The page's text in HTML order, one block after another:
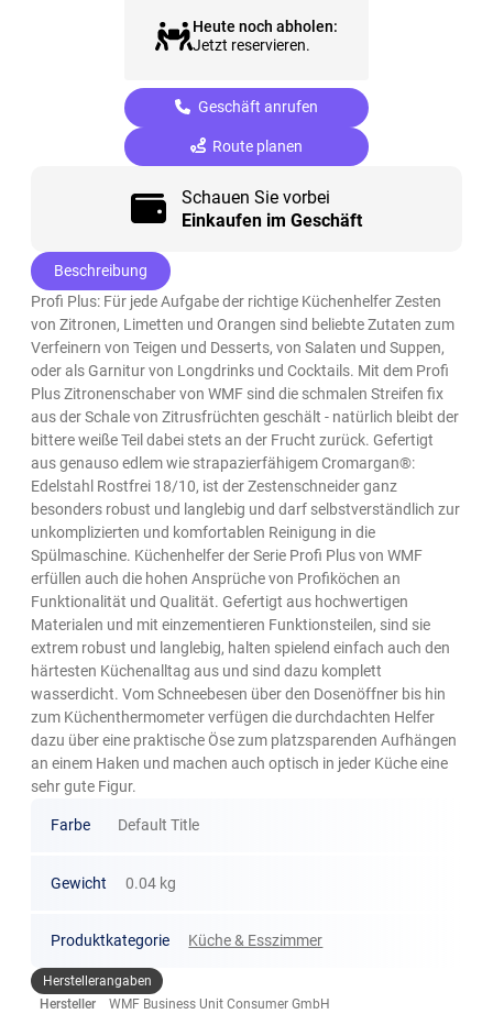
Heute noch abholen:
Jetzt reservieren.
Geschäft anrufen
Route planen
Schauen Sie vorbei
Einkaufen im Geschäft
Beschreibung
Profi Plus: Für jede Aufgabe der richtige Küchenhelfer Zesten
von Zitronen, Limetten und Orangen sind beliebte Zutaten zum
Verfeinern von Teigen und Desserts, von Salaten und Suppen,
oder als Garnitur von Longdrinks und Cocktails. Mit dem Profi
Plus Zitronenschaber von WMF sind die schmalen Streifen fix
aus der Schale von Zitrusfrüchten geschält - natürlich bleibt der
bittere weiße Teil dabei stets an der Frucht zurück. Gefertigt
aus genauso edlem wie strapazierfähigem Cromargan®:
Edelstahl Rostfrei 18/10, ist der Zestenschneider ganz
besonders robust und langlebig und darf selbstverständlich zur
unkomplizierten und komfortablen Reinigung in die
Spülmaschine. Küchenhelfer der Serie Profi Plus von WMF
erfüllen auch die hohen Ansprüche von Profiköchen an
Funktionalität und Qualität. Gefertigt aus hochwertigen
Materialen und mit einzementieren Funktionsteilen, sind sie
extrem robust und langlebig, halten spielend einfach auch den
härtesten Küchenalltag aus und sind dazu komplett
wasserdicht. Vom Schneebesen über den Dosenöffner bis hin
zum Küchenthermometer verfügen die durchdachten Helfer
dazu über eine praktische Öse zum platzsparenden Aufhängen
an einem Haken und machen auch optisch in jeder Küche eine
sehr gute Figur.
Farbe Default Title
Gewicht 0.04 kg
Produktkategorie Küche & Esszimmer
Herstellerangaben
Hersteller
WMF Business Unit Consumer GmbH